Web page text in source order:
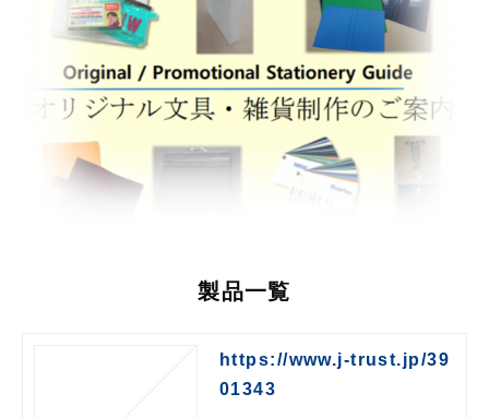
製品一覧
https://www.j-trust.jp/39
01343